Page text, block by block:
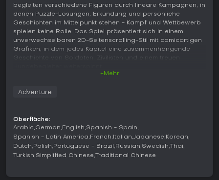
begleiten verschiedene Figuren durch lineare Kampagnen, in
denen Puzzle-Lösungen, Erkundung und persönliche
Geschichten im Mittelpunkt stehen - Kampf und Wettbewerb
spielen keine Rolle. Das Spiel präsentiert sich in einem
unverwechselbaren 2D-Seitenscrolling-Stil mit comicartigen
Grafiken, in dem jedes Kapitel eine zusammenhängende
Geschichte von Soldaten, Zivilisten und einem treuen
Im Kern geht es darum, sich durch seitlich scrollende
eigene Fähigkeiten mit, die die Lösung der Rätsel
beeinflussen - etwa, indem der Hund Gegenstände holt oder
Aufgaben übernimmt. Plattform-Passagen erfordern präzise
Sprünge und Timing, während Umwelt-Herausforderungen
verlangen, Elemente umzustellen oder Werkzeuge kreativ
+Mehr
Adventure
Oberfläche:
Arabic German English Spanish - Spain
Spanish - Latin America French Italian Japanese Korean
Dutch Polish Portuguese - Brazil Russian Swedish Thai
Turkish Simplified Chinese Traditional Chinese